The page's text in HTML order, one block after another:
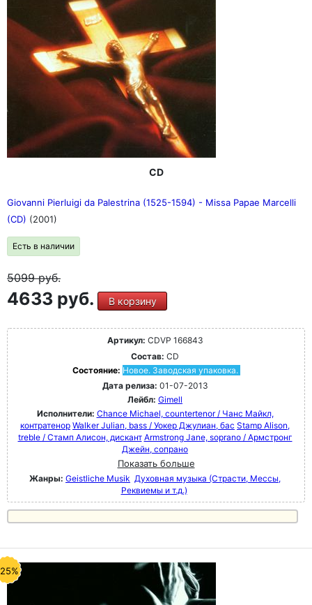
CD
Giovanni Pierluigi da Palestrina (1525-1594) - Missa Papae Marcelli
(CD) (2001)
Есть в наличии
5099руб.
4633 руб. В корзину
Артикул: CDVP 166843
Состав: CD
Состояние: Новое. Заводская упаковка.
Дата релиза: 01-07-2013
Лейбл: Gimell
Исполнители: Chance Michael, countertenor / Чанс Майкл,
контратенор Walker Julian, bass / Уокер Джулиан, бас Stamp Alison,
treble / Стамп Алисон, дискант Armstrong Jane, soprano / Армстронг
Джейн, сопрано
Показать больше
Жанры: Geistliche Musik Духовная музыка (Страсти, Мессы,
Реквиемы и т.д.)